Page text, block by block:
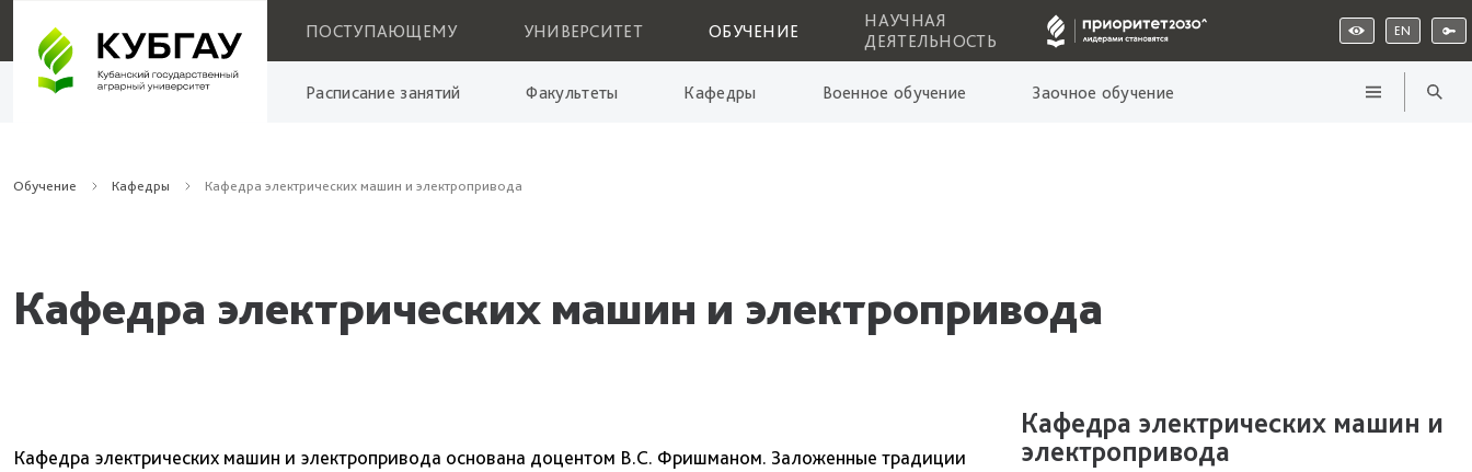
ПОСТУПАЮЩЕМУ УНИВЕРСИТЕТ ОБУЧЕНИЕ
НАУЧНАЯ
ДЕЯТЕЛЬНОСТЬ
EN
Расписание занятий Факультеты Кафедры Военное обучение Заочное обучение
Обучение Кафедры Кафедра электрических машин и электропривода
Кафедра электрических машин и электропривода
Кафедра электрических машин и электропривода основана доцентом B.C. Фришманом. Заложенные традиции
Кафедра электрических машин и
электропривода